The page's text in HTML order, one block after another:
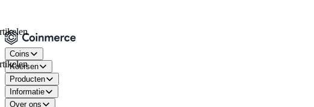
Coins
Koersen
Producten
Informatie
Over ons